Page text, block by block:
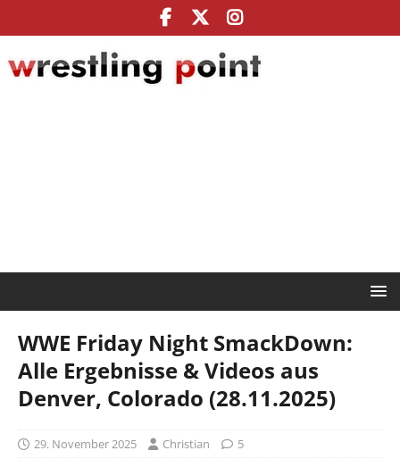
WWE Friday Night SmackDown:
Alle Ergebnisse & Videos aus
Denver, Colorado (28.11.2025)
29. November 2025 Christian 5